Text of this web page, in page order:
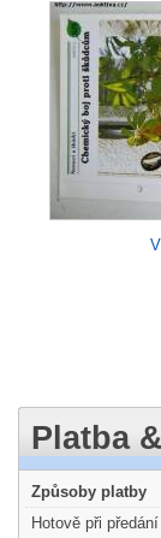
Platba
Způsoby platby
Hotově při předání